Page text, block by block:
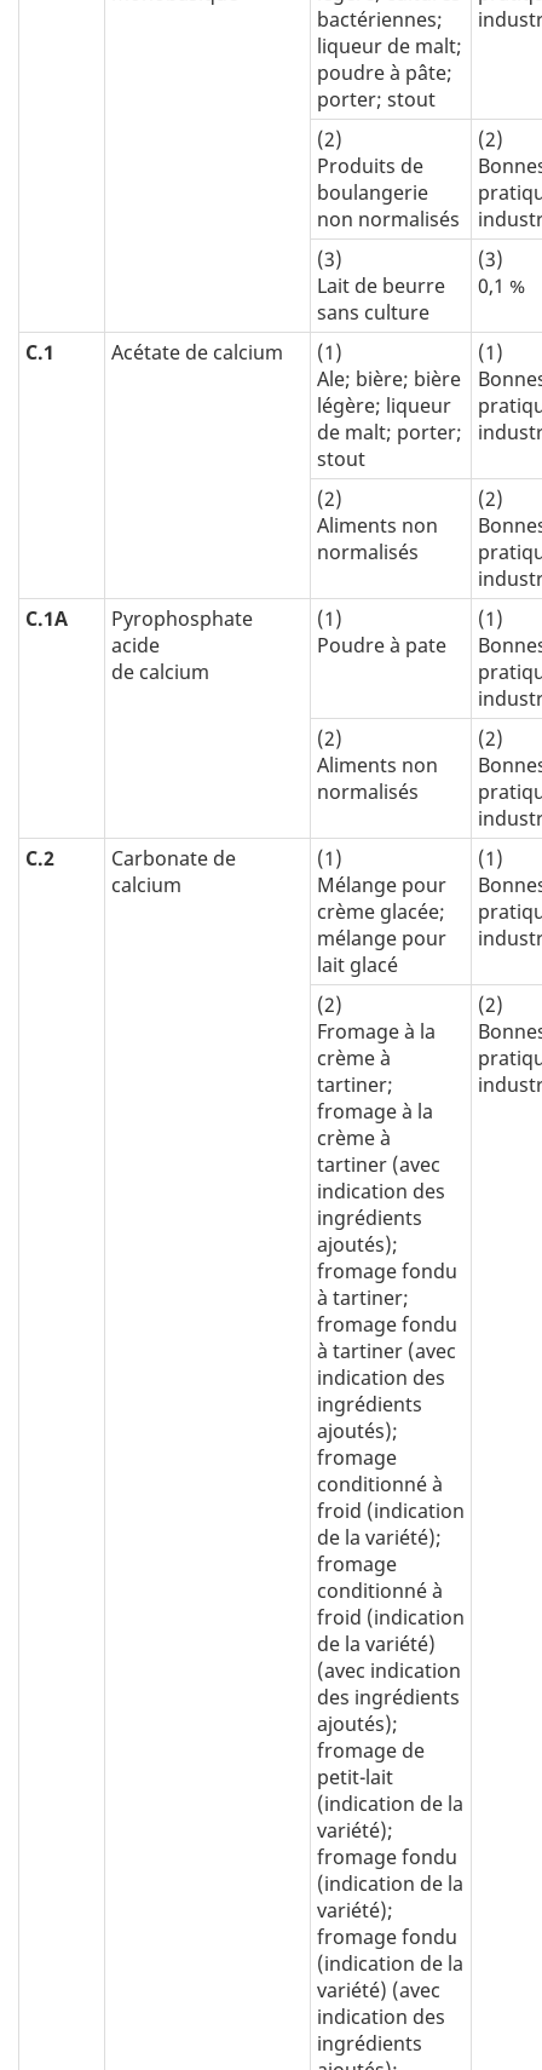
bactériennes;
liqueur de malt;
poudre à pâte;
porter; stout
(2)
Produits de
boulangerie
non normalisés
(2)
(3)
Lait de beurre
sans culture
(3)
0,1 %
C.1 Acétate de calcium
(1)
Ale; bière; bière
légère; liqueur
de malt; porter;
stout
(1)
(2)
Aliments non
normalisés
(2)
C.1A
Pyrophosphate
acide
de calcium
(1)
Poudre à pate
(1)
(2)
Aliments non
normalisés
(2)
C.2
Carbonate de
calcium
(1)
Mélange pour
crème glacée;
mélange pour
lait glacé
(1)
(2)
Fromage à la
crème à
tartiner;
fromage à la
crème à
tartiner (avec
indication des
ingrédients
ajoutés);
fromage fondu
à tartiner;
fromage fondu
à tartiner (avec
indication des
ingrédients
ajoutés);
fromage
conditionné à
froid (indication
de la variété);
fromage
conditionné à
froid (indication
de la variété)
(avec indication
des ingrédients
ajoutés);
fromage de
petit-lait
(indication de la
variété);
fromage fondu
(indication de la
variété);
fromage fondu
(indication de la
variété) (avec
indication des
ingrédients
(2)